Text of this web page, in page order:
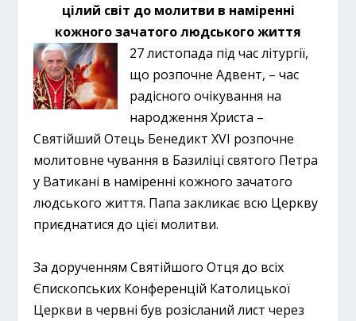
цілий світ до молитви в наміренні
кожного зачатого людського життя
27 листопада під час літургії,
що розпочне Адвент, – час
радісного очікування на
народження Христа –
Святійший Отець Бенедикт XVI розпочне
молитовне чування в Базиліці святого Петра
у Ватикані в наміренні кожного зачатого
людського життя. Папа закликає всю Церкву
приєднатися до цієї молитви.
За дорученням Святійшого Отця до всіх
Єпископських Конференцій Католицької
Церкви в червні був розісланий лист через